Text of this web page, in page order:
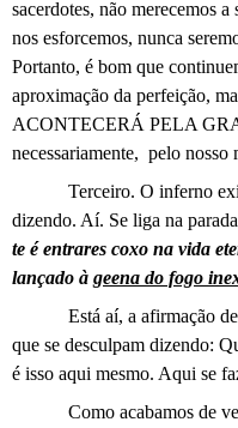
sacerdotes, não merecemos
nos esforcemos, nunca
Portanto, é bom que
aproximação da perfeição,
ACONTECERÁ PELA
necessariamente, pelo nosso
Terceiro. O inferno
dizendo. Aí. Se liga na
te é entrares coxo na vida
lançado à geena do fogo
Está aí, a afirmação
que se desculpam dizendo:
é isso aqui mesmo. Aqui se
Como acabamos de